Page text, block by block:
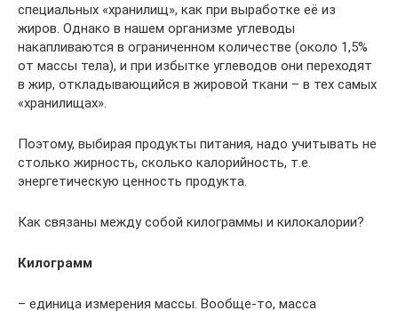
cпециальных «хранилищ», как при выработке её из
жиров. Однако в нашем организме углеводы
накапливаются в ограниченном количестве (около 1,5%
от массы тела), и при избытке углеводов они переходят
в жир, откладывающийся в жировой ткани – в тех самых
«хранилищах».
Поэтому, выбирая продукты питания, надо учитывать не
столько жирность, сколько калорийность, т.е.
энергетическую ценность продукта.
Как связаны между собой килограммы и килокалории?
Килограмм
– единица измерения массы. Вообще-то, масса